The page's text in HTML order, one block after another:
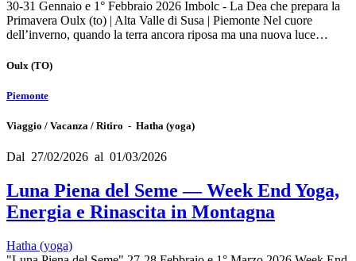
30-31 Gennaio e 1° Febbraio 2026 Imbolc - La Dea che prepara la
Primavera Oulx (to) | Alta Valle di Susa | Piemonte Nel cuore
dell’inverno, quando la terra ancora riposa ma una nuova luce…
Oulx (TO)
Piemonte
Viaggio / Vacanza / Ritiro - Hatha (yoga)
Dal 27/02/2026 al 01/03/2026
Luna Piena del Seme — Week End Yoga,
Energia e Rinascita in Montagna
Hatha (yoga)